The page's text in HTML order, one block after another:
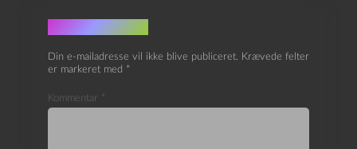
Skriv et svar
Din e-mailadresse vil ikke blive publiceret. Krævede felter
er markeret med *
Kommentar *